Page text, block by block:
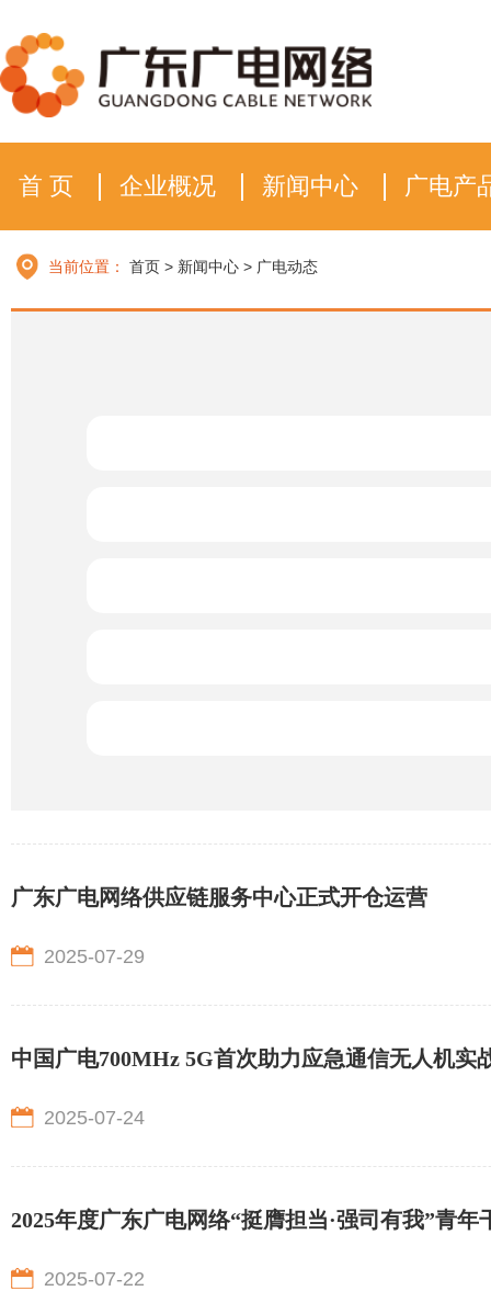
首 页 企业概况 新闻中心 广电产
当前位置： 首页 > 新闻中心 > 广电动态
广东广电网络供应链服务中心正式开仓运营
2025-07-29
中国广电700MHz 5G首次助力应急通信无人机实
2025-07-24
2025年度广东广电网络“挺膺担当·强司有我”青
2025-07-22